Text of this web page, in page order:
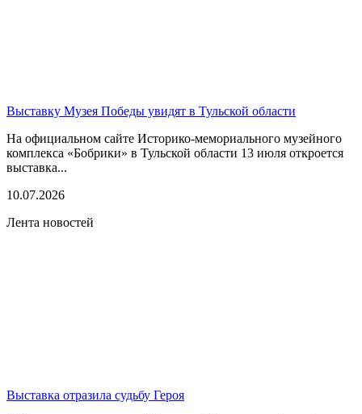
Выставку Музея Победы увидят в Тульской области
На официальном сайте Историко-мемориального музейного
комплекса «Бобрики» в Тульской области 13 июля откроется
выставка...
10.07.2026
Лента новостей
Выставка отразила судьбу Героя